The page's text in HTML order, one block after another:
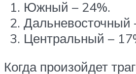
Южный – 24%.
Дальневосточный
Центральный –
Когда произойдет